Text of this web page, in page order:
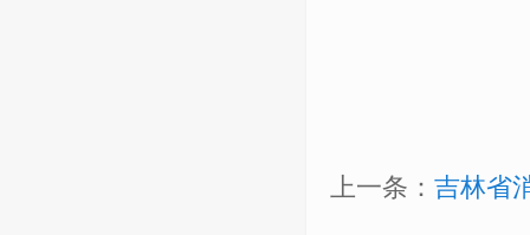
上一条： 吉林省